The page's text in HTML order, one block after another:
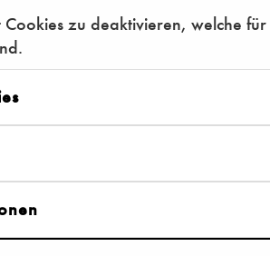
zu deaktivieren, welche